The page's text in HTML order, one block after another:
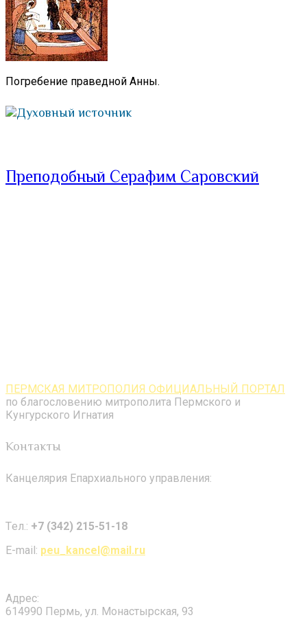
Погребение праведной Анны.
Духовный источник
Преподобный Серафим Саровский
ПЕРМСКАЯ МИТРОПОЛИЯ ОФИЦИАЛЬНЫЙ ПОРТАЛ
по благословению митрополита Пермского и
Кунгурского Игнатия
Контакты
Канцелярия Епархиального управления:
Tел.: +7 (342) 215-51-18
E-mail: peu_kancel@mail.ru
Адрес:
614990 Пермь, ул. Монастырская, 93